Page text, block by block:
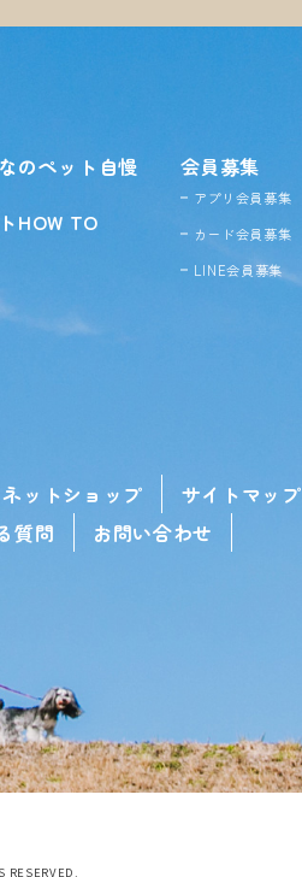
のペット自慢
HOW TO
会員募集
アプリ会員募集
カード会員募集
LINE会員募集
ネットショップ
サイトマップ
質問 お問い合わせ
RESERVED.